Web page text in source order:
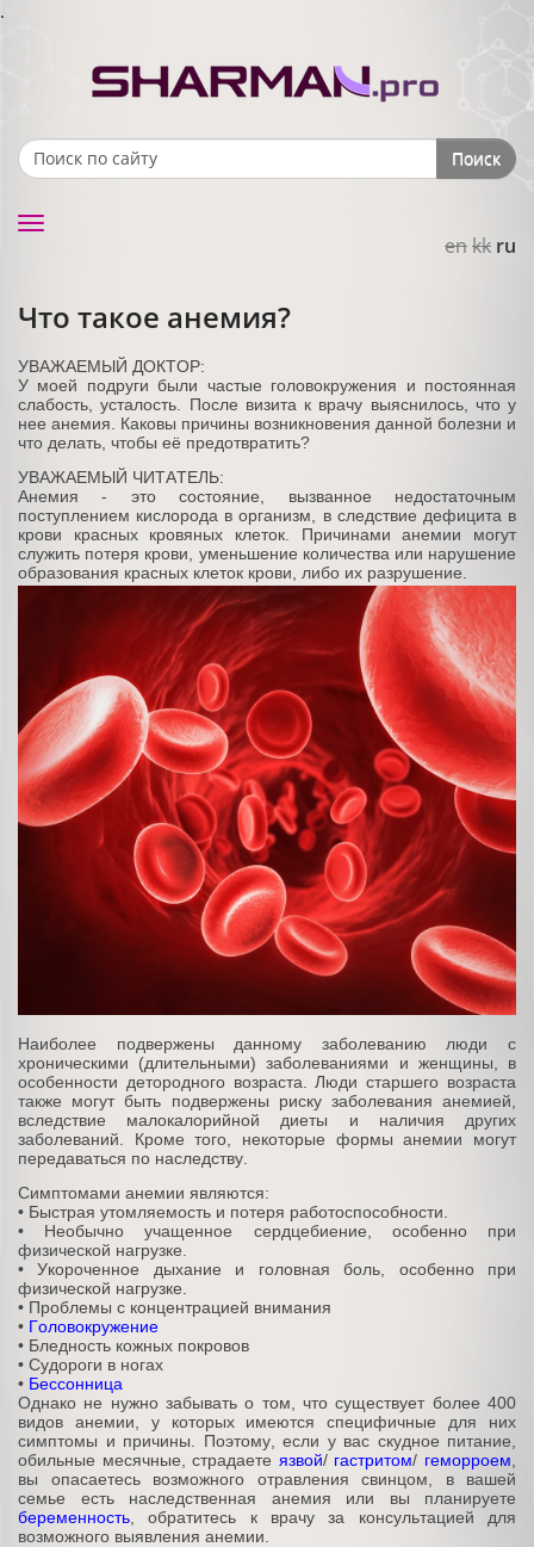
.
Search form Поиск
enkk ru
Toggle
Что такое анемия?
УВАЖАЕМЫЙ ДОКТОР:
У моей подруги были частые головокружения и постоянная
слабость, усталость. После визита к врачу выяснилось, что у
нее анемия. Каковы причины возникновения данной болезни и
что делать, чтобы её предотвратить?
УВАЖАЕМЫЙ ЧИТАТЕЛЬ:
Анемия - это состояние, вызванное недостаточным
поступлением кислорода в организм, в следствие дефицита в
крови красных кровяных клеток. Причинами анемии могут
служить потеря крови, уменьшение количества или нарушение
образования красных клеток крови, либо их разрушение.
Наиболее подвержены данному заболеванию люди с
хроническими (длительными) заболеваниями и женщины, в
особенности детородного возраста. Люди старшего возраста
также могут быть подвержены риску заболевания анемией,
вследствие малокалорийной диеты и наличия других
заболеваний. Кроме того, некоторые формы анемии могут
передаваться по наследству.
Симптомами анемии являются:
• Быстрая утомляемость и потеря работоспособности.
•
Необычно учащенное сердцебиение, особенно при
физической нагрузке.
•
Укороченное дыхание и головная боль, особенно при
физической нагрузке.
• Проблемы с концентрацией внимания
• Головокружение
• Бледность кожных покровов
• Судороги в ногах
• Бессонница
Однако не нужно забывать о том, что существует более 400
видов анемии, у которых имеются специфичные для них
симптомы и причины. Поэтому, если у вас скудное питание,
обильные месячные, страдаете язвой/ гастритом/ геморроем
вы опасаетесь возможного отравления свинцом, в вашей
семье есть наследственная анемия или вы планируете
беременность , обратитесь к врачу за консультацией для
возможного выявления анемии.